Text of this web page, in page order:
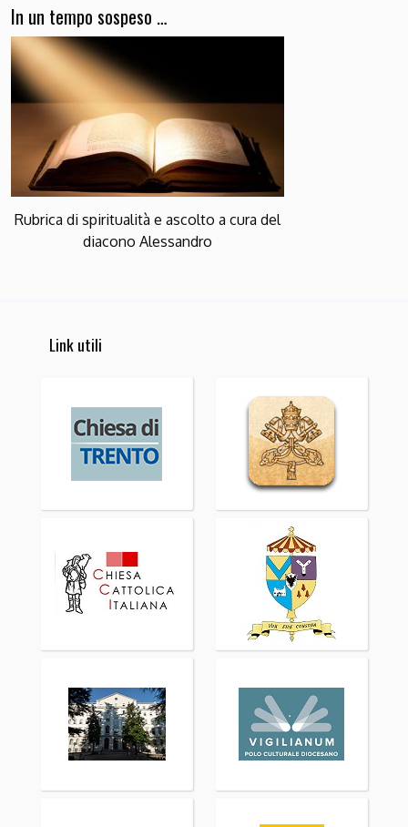
In un tempo sospeso …
Rubrica di spiritualità e ascolto a cura del
diacono Alessandro
Link utili